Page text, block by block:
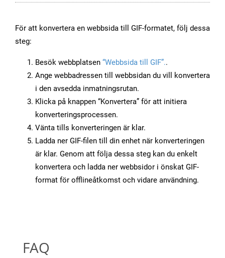
För att konvertera en webbsida till GIF-formatet, följ dessa
steg:
Besök webbplatsen “Webbsida till GIF”..
Ange webbadressen till webbsidan du vill konvertera
i den avsedda inmatningsrutan.
Klicka på knappen “Konvertera” för att initiera
konverteringsprocessen.
Vänta tills konverteringen är klar.
Ladda ner GIF-filen till din enhet när konverteringen
är klar. Genom att följa dessa steg kan du enkelt
konvertera och ladda ner webbsidor i önskat GIF-
format för offlineåtkomst och vidare användning.
FAQ